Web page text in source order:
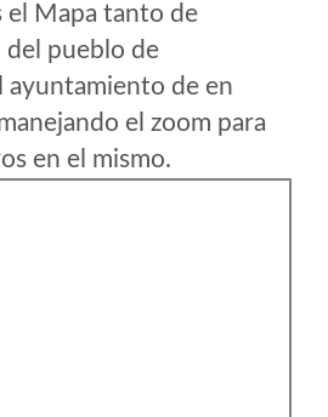
el Mapa tanto de
del pueblo de
ayuntamiento de en
el zoom para
en el mismo.